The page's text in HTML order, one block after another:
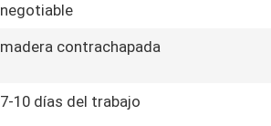
negotiable
madera contrachapada
7-10 días del trabajo